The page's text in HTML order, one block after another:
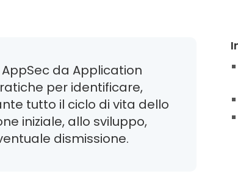
da Application
per identificare,
tutto il ciclo di vita dello
iniziale, allo sviluppo,
dismissione.